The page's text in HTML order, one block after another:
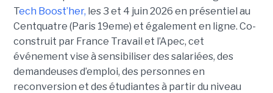
Tech Boost’her, les 3 et 4 juin 2026 en présentiel au
Centquatre (Paris 19eme) et également en ligne. Co-
construit par France Travail et l’Apec, cet
événement vise à sensibiliser des salariées, des
demandeuses d’emploi, des personnes en
reconversion et des étudiantes à partir du niveau